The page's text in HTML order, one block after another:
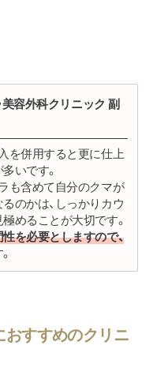
美容外科クリニック 副
を併用すると更に仕上
いです。
も含めて自分のクマが
のかは、しっかりカウ
めることが大切です。
を必要としますので、
おすすめのクリニ